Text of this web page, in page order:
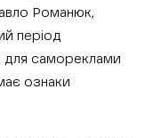
Романюк,
період
для самореклами
ознаки